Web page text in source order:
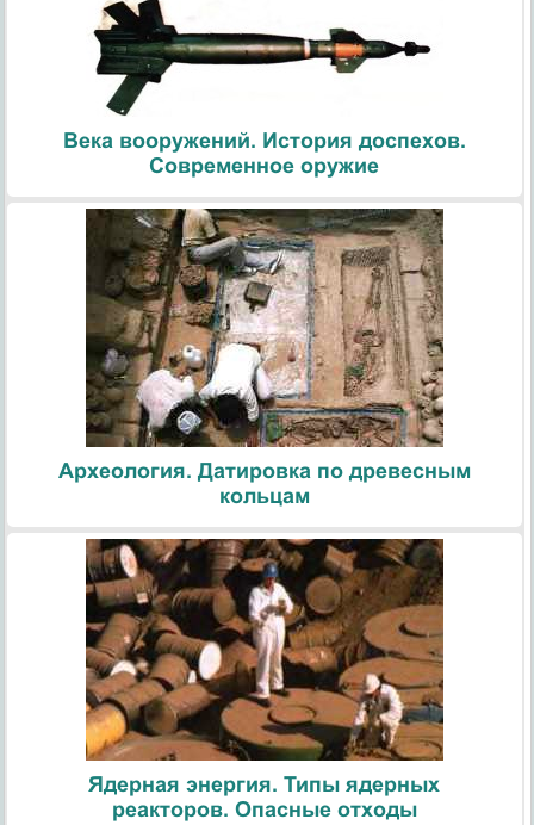
Века вооружений. История доспехов.
Современное оружие
Археология. Датировка по древесным
кольцам
Ядерная энергия. Типы ядерных
реакторов. Опасные отходы